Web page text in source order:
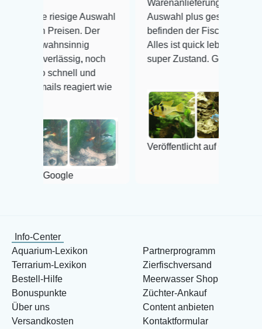
riesige Auswahl
Preisen. Der
noch
schnell und
reagiert wie
Warenanlieferung Top und die
Auswahl plus gesundheitliches
befinden der Fische einwandfrei.
Alles ist quick lebendig und im
super Zustand. Gerne wieder 😃
Veröffentlicht auf Google
Info-Center
Aquarium-Lexikon
Terrarium-Lexikon
Bestell-Hilfe
Bonuspunkte
Über uns
Versandkosten
Partnerprogramm
Zierfischversand
Meerwasser Shop
Züchter-Ankauf
Content anbieten
Kontaktformular